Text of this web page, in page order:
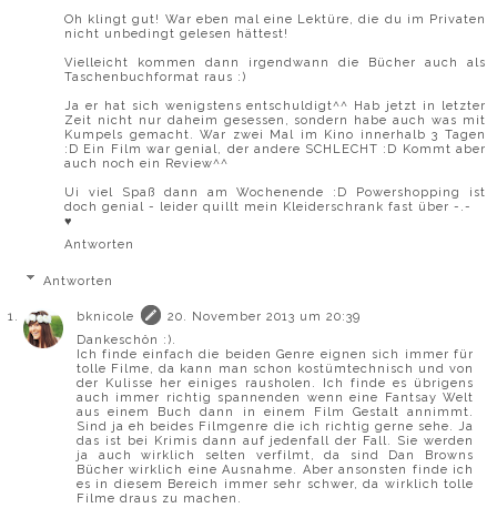
Oh klingt gut! War eben mal eine Lektüre, die du im Privaten
nicht unbedingt gelesen hättest!
Vielleicht kommen dann irgendwann die Bücher auch als
Taschenbuchformat raus :)
Ja er hat sich wenigstens entschuldigt^^ Hab jetzt in letzter
Zeit nicht nur daheim gesessen, sondern habe auch was mit
Kumpels gemacht. War zwei Mal im Kino innerhalb 3 Tagen
:D Ein Film war genial, der andere SCHLECHT :D Kommt aber
auch noch ein Review^^
Ui viel Spaß dann am Wochenende :D Powershopping ist
doch genial - leider quillt mein Kleiderschrank fast über -.-
♥
Antworten
Antworten
bknicole
20. November 2013 um 20:39
Dankeschön :).
Ich finde einfach die beiden Genre eignen sich immer für
tolle Filme, da kann man schon kostümtechnisch und von
der Kulisse her einiges rausholen. Ich finde es übrigens
auch immer richtig spannenden wenn eine Fantsay Welt
aus einem Buch dann in einem Film Gestalt annimmt.
Sind ja eh beides Filmgenre die ich richtig gerne sehe. Ja
das ist bei Krimis dann auf jedenfall der Fall. Sie werden
ja auch wirklich selten verfilmt, da sind Dan Browns
Bücher wirklich eine Ausnahme. Aber ansonsten finde ich
es in diesem Bereich immer sehr schwer, da wirklich tolle
Filme draus zu machen.